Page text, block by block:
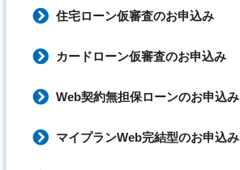
住宅ローン仮審査のお申込み
カードローン仮審査のお申込み
Web契約無担保ローンのお申込み
マイプランWeb完結型のお申込み